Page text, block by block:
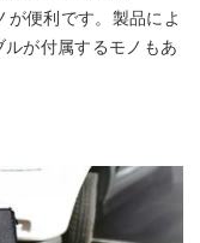
が便利です。製品によ
が付属するモノもあ